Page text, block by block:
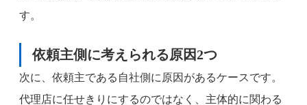
す。
依頼主側に考えられる原因2つ
次に、依頼主である自社側に原因があるケースです。
代理店に任せきりにするのではなく、主体的に関わる